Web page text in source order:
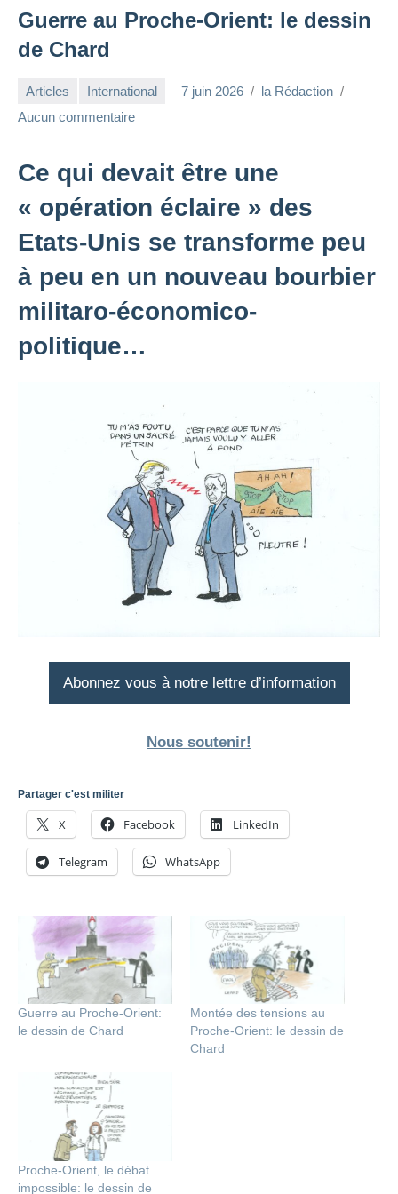
Guerre au Proche-Orient: le dessin
de Chard
Articles International 7 juin 2026
la Rédaction
Aucun commentaire
Ce qui devait être une
« opération éclaire » des
Etats-Unis se transforme peu
à peu en un nouveau bourbier
militaro-économico-
politique…
Abonnez vous à notre lettre d’information
Nous soutenir!
Partager c'est militer
X Facebook LinkedIn
Telegram WhatsApp
Guerre au Proche-Orient:
le dessin de Chard
Montée des tensions au
Proche-Orient: le dessin de
Chard
Proche-Orient, le débat
impossible: le dessin de